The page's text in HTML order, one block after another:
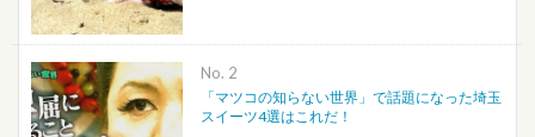
No.
「マツコの知らない世界」で話題になった埼玉
スイーツ4選はこれだ！